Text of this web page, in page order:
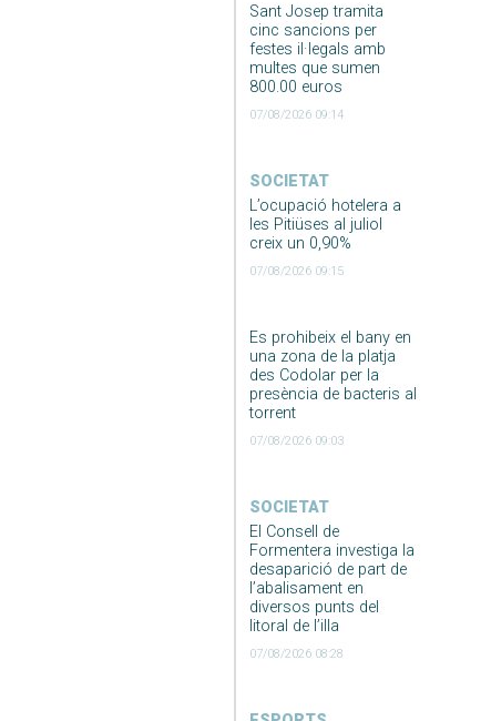
Sant Josep tramita
cinc sancions per
festes il·legals amb
multes que sumen
800.00 euros
07/08/2026 09:14
SOCIETAT
L’ocupació hotelera a
les Pitiüses al juliol
creix un 0,90%
07/08/2026 09:15
Es prohibeix el bany en
una zona de la platja
des Codolar per la
presència de bacteris al
torrent
07/08/2026 09:03
SOCIETAT
El Consell de
Formentera investiga la
desaparició de part de
l’abalisament en
diversos punts del
litoral de l’illa
07/08/2026 08:28